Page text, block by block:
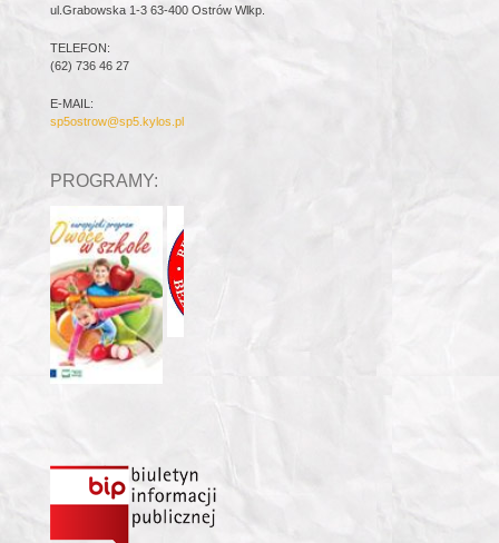
ul.Grabowska 1-3 63-400 Ostrów Wlkp.
TELEFON:
(62) 736 46 27
E-MAIL:
sp5ostrow@sp5.kylos.pl
PROGRAMY: